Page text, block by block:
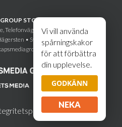
Vi vill använda
spårningskakor
för att förbättra
din upplevelse.
GODKÄNN
NEKA
STOCKHOLM AB
Telefonvägen 30
• Sweden